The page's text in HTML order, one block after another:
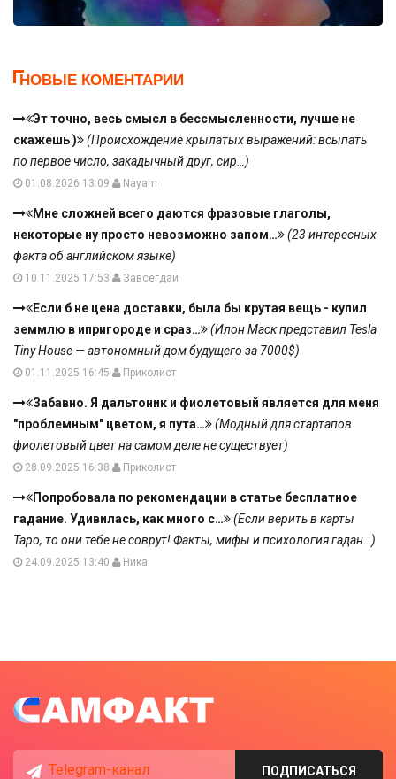
НОВЫЕ КОМЕНТАРИИ
Эт точно, весь смысл в бессмысленности, лучше не
скажешь )
(Происхождение крылатых выражений: всыпать
по первое число, закадычный друг, сир…)
01.08.2026 13:09 Nayam
Мне сложней всего даются фразовые глаголы,
некоторые ну просто невозможно запом…
(23 интересных
факта об английском языке)
10.11.2025 17:53 Завсегдай
Если б не цена доставки, была бы крутая вещь - купил
земмлю в ипригороде и сраз…
(Илон Маск представил Tesla
Tiny House — автономный дом будущего за 7000$)
01.11.2025 16:45 Приколист
Забавно. Я дальтоник и фиолетовый является для меня
"проблемным" цветом, я пута…
(Модный для стартапов
фиолетовый цвет на самом деле не существует)
28.09.2025 16:38 Приколист
Попробовала по рекомендации в статье бесплатное
гадание. Удивилась, как много с…
(Если верить в карты
Таро, то они тебе не соврут! Факты, мифы и психология гадан…)
24.09.2025 13:40 Ника
Telegram-канал ПОДПИСАТЬСЯ